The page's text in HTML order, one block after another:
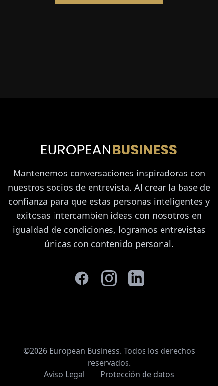
Mantenemos conversaciones inspiradoras con
nuestros socios de entrevista. Al crear la base de
confianza para que estas personas inteligentes y
exitosas intercambien ideas con nosotros en
igualdad de condiciones, logramos entrevistas
únicas con contenido personal.
©2026 European Business. Todos los derechos
reservados.
Aviso Legal
Protección de datos